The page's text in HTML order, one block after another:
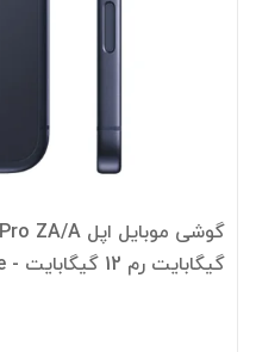
گیگابایت رم 12 گیگابایت - Not Active رجیستر شده